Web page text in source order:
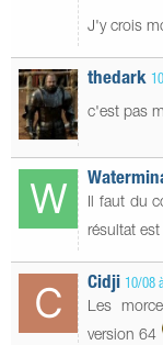
J'y crois
thedark
c'est pas
Il faut du
résultat
Cidji 10/08
Les
version 64